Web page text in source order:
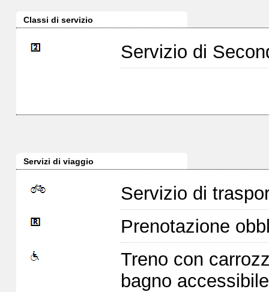
Classi di servizio
Servizio di
Servizi di viaggio
Servizio di
Prenotazione
Treno con
bagno